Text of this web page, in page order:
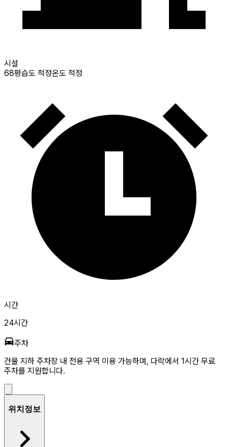
시설
68평습도 적정온도 적정
시간
24시간
주차
건물 지하 주차장 내 전용 구역 이용 가능하며, 다락에서 1시간 무료
주차를 지원합니다.
위치정보